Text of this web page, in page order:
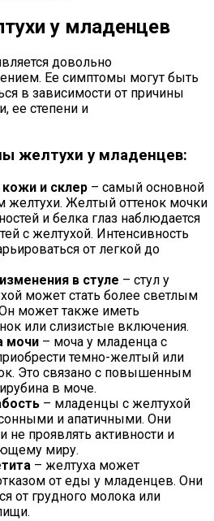
у младенцев
довольно
Ее симптомы могут быть
в зависимости от причины
ее степени и
желтухи у младенцев:
и склер – самый основной
желтухи. Желтый оттенок мочки
и белка глаз наблюдается
с желтухой. Интенсивность
от легкой до
в стуле – стул у
может стать более светлым
может также иметь
или слизистые включения.
мочи – моча у младенца с
темно-желтый или
Это связано с повышенным
в моче.
– младенцы с желтухой
и апатичными. Они
не проявлять активности и
миру.
– желтуха может
от еды у младенцев. Они
от грудного молока или